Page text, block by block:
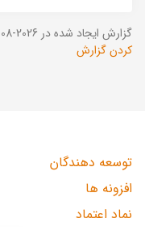
گزارش ایجاد شده در 2026-08-07 ساعت 08:42:21 (UTC +03:30).
کردن گزارش
توسعه دهندگان
افزونه ها
نماد اعتماد